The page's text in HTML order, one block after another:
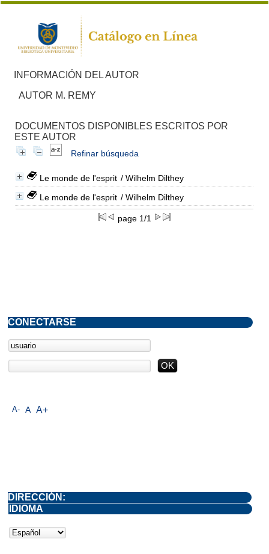
INFORMACIÓN DEL AUTOR
AUTOR M. REMY
DOCUMENTOS DISPONIBLES ESCRITOS POR
ESTE AUTOR
Refinar búsqueda
Le monde de l'esprit / Wilhelm Dilthey
Le monde de l'esprit / Wilhelm Dilthey
page 1/1
A- A A+
CONECTARSE
DIRECCIÓN:
IDIOMA